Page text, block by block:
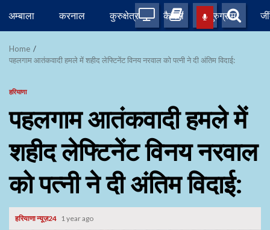
content
अम्बाला करनाल कुरुक्षेत्र कैथल गुरुग्राम
Home
पहलगाम आतंकवादी हमले में शहीद लेफ्टिनेंट विनय नरवाल को पत्नी ने दी अंतिम विदाई:
हरियाणा
पहलगाम आतंकवादी हमले में
शहीद लेफ्टिनेंट विनय नरवाल
को पत्नी ने दी अंतिम विदाई:
हरियाणा न्यूज़24 1 year ago